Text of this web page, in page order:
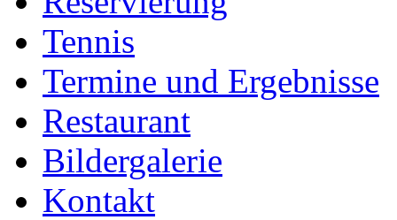
Tennis
Termine und Ergebnisse
Restaurant
Bildergalerie
Kontakt